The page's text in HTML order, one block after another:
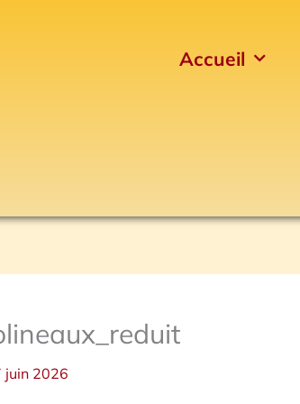
Accueil
juin 2026